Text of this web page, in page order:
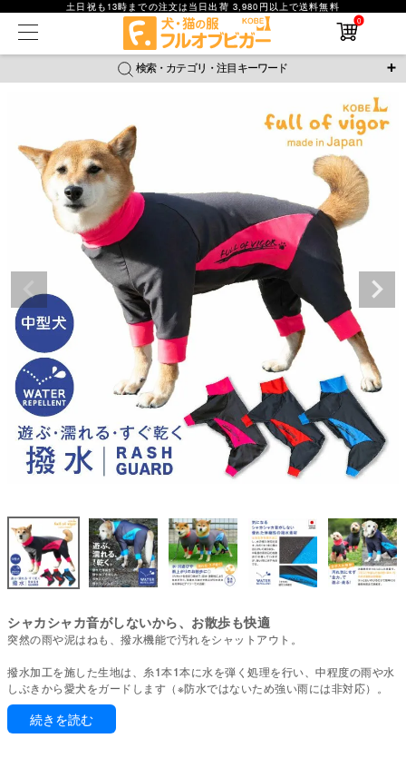
土日祝も13時までの注文は当日出荷 3,980円以上で送料無料
0
検索・カテゴリ・注目キーワード
ジャージ 防蚊 ラッシュガード
接触冷感 背中開きアイテム
新作アイテム
返品・交換について ご利用ガイド
詳細検索
在庫なし商品
在庫なし商品を表示しない
価格が安い順
価格が高い順
レビュー数順
検索
シャカシャカ音がしないから、お散歩も快適
突然の雨や泥はねも、撥水機能で汚れをシャットアウト。
撥水加工を施した生地は、糸1本1本に水を弾く処理を行い、中程度の雨や水
しぶきから愛犬をガードします（※防水ではないため強い雨には非対応）。
日常の散歩や軽い雨の日に適した機能です。
撥水効果は熱によって再活性化します。脱水後は乾燥機の使用がおすすめ。
続きを読む